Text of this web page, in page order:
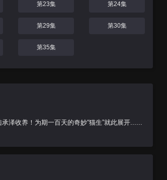
第23集 第24集
第29集 第30集
第35集
收养！为期一百天的奇妙“猫生”就此展开......